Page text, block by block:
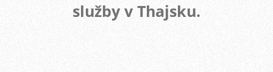
služby v Thajsku.